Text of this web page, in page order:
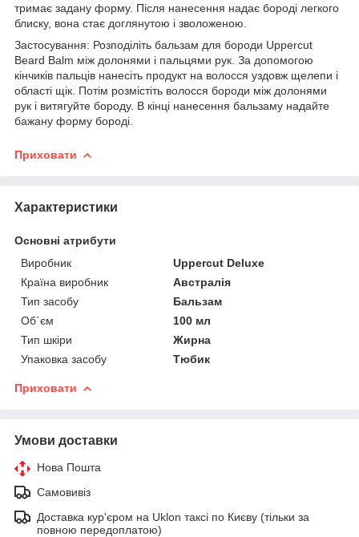
тримає задану форму. Після нанесення надає бороді легкого
блиску, вона стає доглянутою і зволоженою.
Застосування: Розподіліть бальзам для бороди Uppercut
Beard Balm між долонями і пальцями рук. За допомогою
кінчиків пальців нанесіть продукт на волосся уздовж щелепи і
області щік. Потім розмістіть волосся бороди між долонями
рук і витягуйте бороду. В кінці нанесення бальзаму надайте
бажану форму бороді.
Приховати
Характеристики
Основні атрибути
Виробник
Uppercut Deluxe
Країна виробник
Австралія
Тип засобу
Бальзам
Об`єм
100 мл
Тип шкіри
Жирна
Упаковка засобу
Тюбик
Приховати
Умови доставки
Нова Пошта
Самовивіз
Доставка кур'єром на Uklon таксі по Києву (тільки за
повною передоплатою)